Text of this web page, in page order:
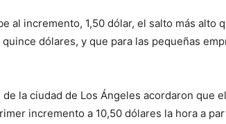
al incremento, 1,50 dólar, el salto más alto
quince dólares, y que para las pequeñas
de la ciudad de Los Ángeles acordaron que
incremento a 10,50 dólares la hora a